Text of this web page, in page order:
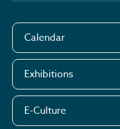
Calendar
Exhibitions
E-Culture